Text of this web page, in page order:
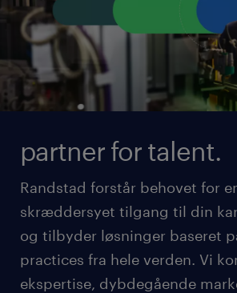
partner for talent.
Randstad forstår behovet for
skræddersyet tilgang til din
og tilbyder løsninger baseret
practices fra hele verden. Vi
ekspertise, dybdegående